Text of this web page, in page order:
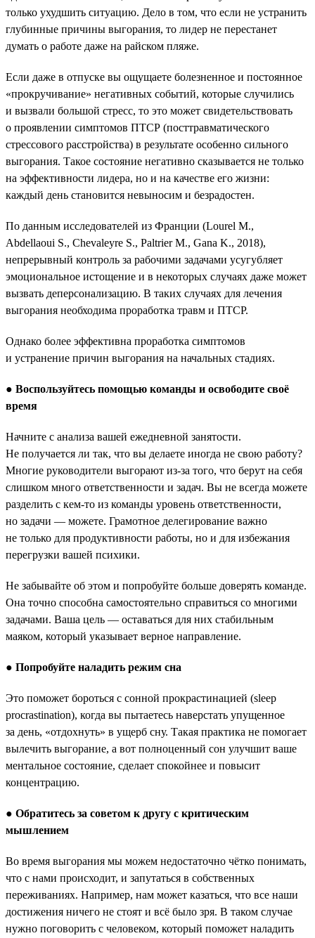
только ухудшить ситуацию. Дело в том, что если не устранить
глубинные причины выгорания, то лидер не перестанет
думать о работе даже на райском пляже.
Если даже в отпуске вы ощущаете болезненное и постоянное
«прокручивание» негативных событий, которые случились
и вызвали большой стресс, то это может свидетельствовать
о проявлении симптомов ПТСР (посттравматического
стрессового расстройства) в результате особенно сильного
выгорания. Такое состояние негативно сказывается не только
на эффективности лидера, но и на качестве его жизни:
каждый день становится невыносим и безрадостен.
По данным исследователей из Франции (Lourel M.,
Abdellaoui S., Chevaleyre S., Paltrier M., Gana K., 2018),
непрерывный контроль за рабочими задачами усугубляет
эмоциональное истощение и в некоторых случаях даже может
вызвать деперсонализацию. В таких случаях для лечения
выгорания необходима проработка травм и ПТСР.
Однако более эффективна проработка симптомов
и устранение причин выгорания на начальных стадиях.
● Воспользуйтесь помощью команды и освободите своё
время
Начните с анализа вашей ежедневной занятости.
Не получается ли так, что вы делаете иногда не свою работу?
Многие руководители выгорают из-за того, что берут на себя
слишком много ответственности и задач. Вы не всегда можете
разделить с кем-то из команды уровень ответственности,
но задачи — можете. Грамотное делегирование важно
не только для продуктивности работы, но и для избежания
перегрузки вашей психики.
Не забывайте об этом и попробуйте больше доверять команде.
Она точно способна самостоятельно справиться со многими
задачами. Ваша цель — оставаться для них стабильным
маяком, который указывает верное направление.
● Попробуйте наладить режим сна
Это поможет бороться с сонной прокрастинацией (sleep
procrastination), когда вы пытаетесь наверстать упущенное
за день, «отдохнуть» в ущерб сну. Такая практика не помогает
вылечить выгорание, а вот полноценный сон улучшит ваше
ментальное состояние, сделает спокойнее и повысит
концентрацию.
● Обратитесь за советом к другу с критическим
мышлением
Во время выгорания мы можем недостаточно чётко понимать,
что с нами происходит, и запутаться в собственных
переживаниях. Например, нам может казаться, что все наши
достижения ничего не стоят и всё было зря. В таком случае
нужно поговорить с человеком, который поможет наладить